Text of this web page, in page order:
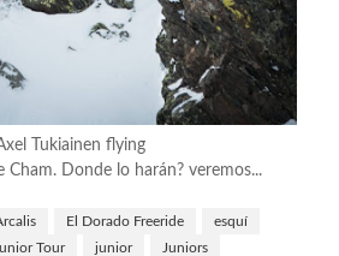
Tukiainen flying
Cham. Donde lo harán? veremos...
El Dorado Freeride
esquí
Tour junior
Juniors